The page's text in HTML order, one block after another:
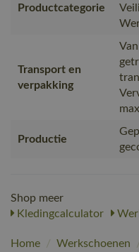
Productcategorie
Transport en
verpakking
Productie
Shop meer
Kledingcalculator
Home / Werkschoenen